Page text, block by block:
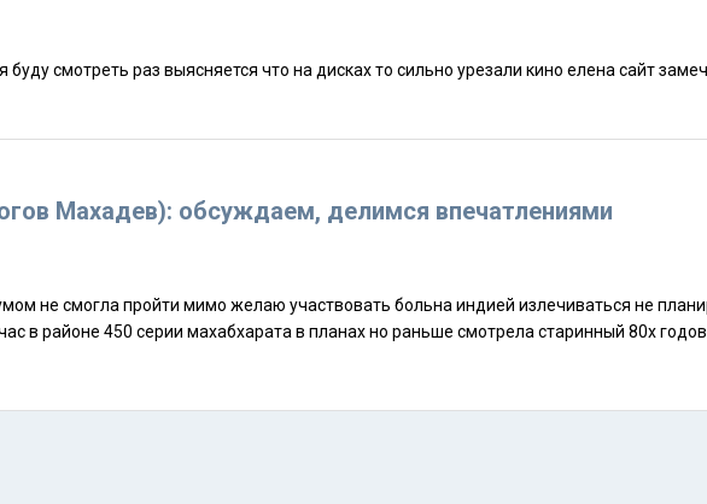
Махадев): обсуждаем, делимся впечатлениями
махадева